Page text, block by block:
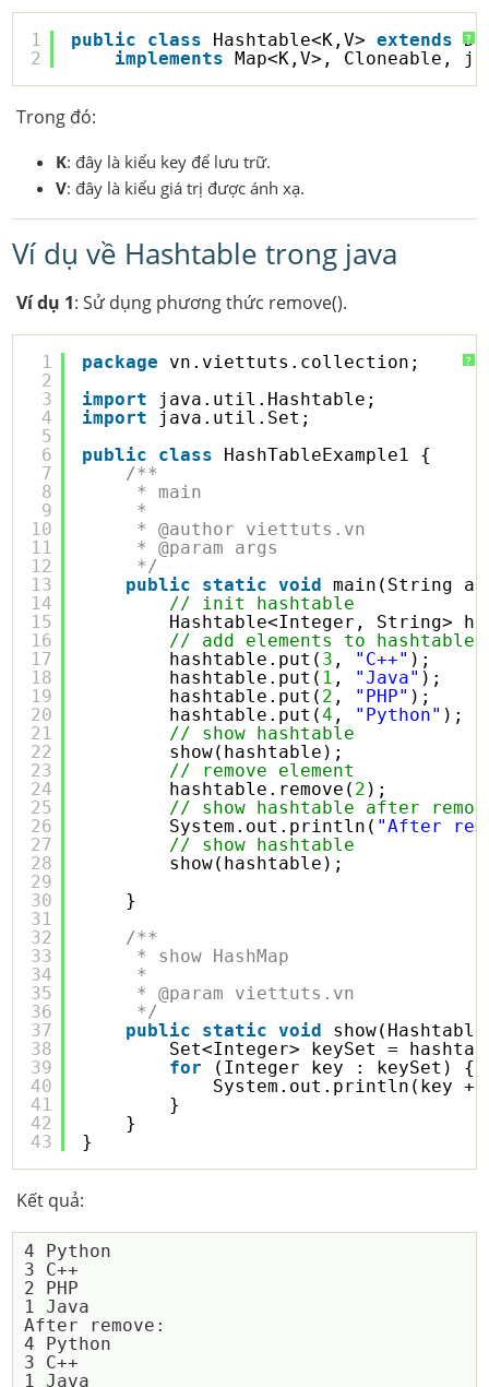
?
1
2
public class Hashtable<K,V> extends
implements
Map<K,V>, Cloneable,
Trong đó:
K: đây là kiểu key để lưu trữ.
V: đây là kiểu giá trị được ánh xạ.
Ví dụ về Hashtable trong java
Ví dụ 1: Sử dụng phương thức remove().
?
1
2
3
4
5
6
7
8
9
10
11
12
13
14
15
16
17
18
19
20
21
22
23
24
25
26
27
28
29
30
31
32
33
34
35
36
37
38
39
40
41
42
43
package
vn.viettuts.collection;
import
java.util.Hashtable;
import
java.util.Set;
public
class
HashTableExample1 {
/**
* main
*
* @author viettuts.vn
* @param args
*/
public
static void
main(String
// init hashtable
Hashtable<Integer, String>
// add elements to hashtable
hashtable.put( 3 , "C++" );
hashtable.put( 1 , "Java" );
hashtable.put( 2 , "PHP" );
hashtable.put(4 , "Python" );
// show hashtable
show(hashtable);
// remove element
hashtable.remove( 2 );
// show hashtable after
System.out.println( "After
// show hashtable
show(hashtable);
}
/**
* show HashMap
*
* @param viettuts.vn
*/
public
static void
Set<Integer> keySet =
for
(Integer key : keySet) {
System.out.println(key +
}
}
}
Kết quả:
4 Python
3 C++
2 PHP
1 Java
After remove:
4 Python
3 C++